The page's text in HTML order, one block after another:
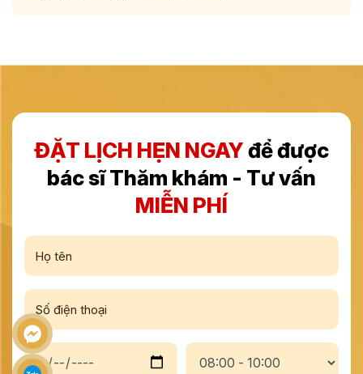
ĐẶT LỊCH HẸN NGAYđể được
bác sĩ Thăm khám - Tư vấn
MIỄN PHÍ